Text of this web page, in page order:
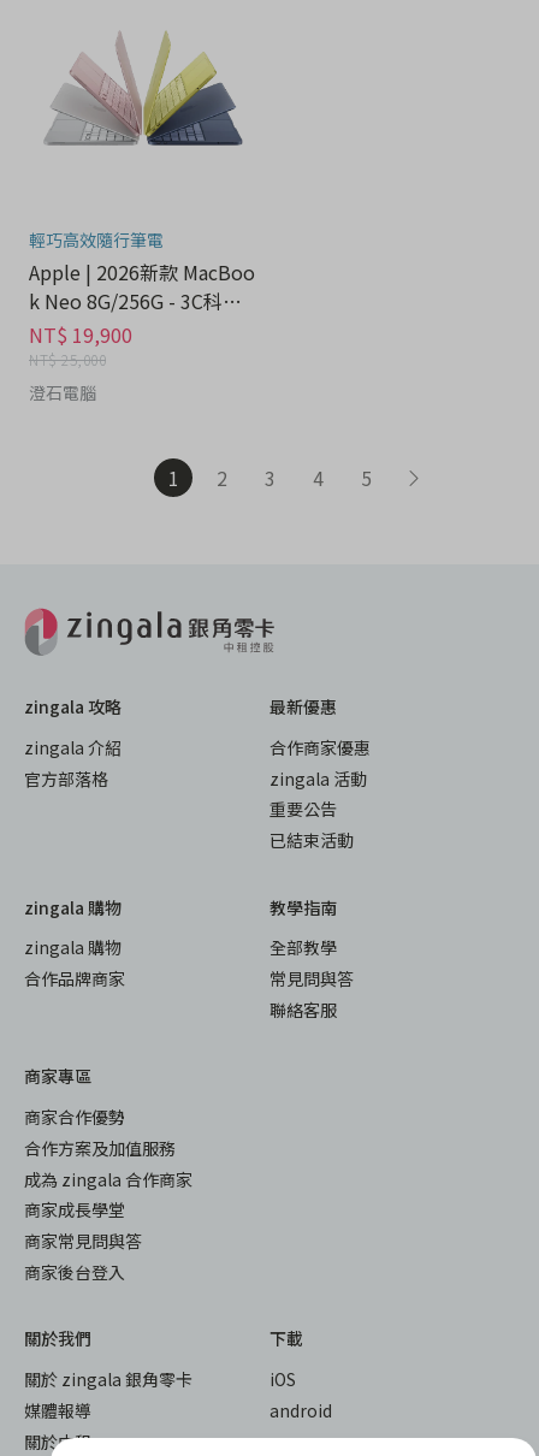
輕巧高效隨行筆電
Apple | 2026新款 MacBoo
k Neo 8G/256G - 3C科技
分期
NT$ 19,900
NT$ 25,000
澄石電腦
1 2 3 4 5
zingala 攻略
zingala 介紹
官方部落格
最新優惠
合作商家優惠
zingala 活動
重要公告
已結束活動
zingala 購物
zingala 購物
合作品牌商家
教學指南
全部教學
常見問與答
聯絡客服
商家專區
商家合作優勢
合作方案及加值服務
成為 zingala 合作商家
商家成長學堂
商家常見問與答
商家後台登入
關於我們
關於 zingala 銀角零卡
媒體報導
關於中租
下載
iOS
android